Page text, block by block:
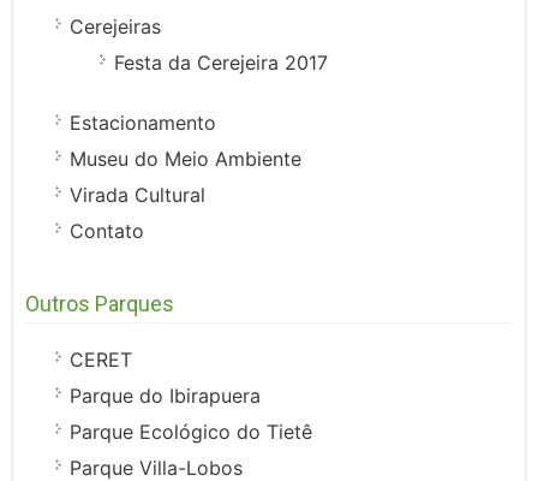
Cerejeiras
Festa da Cerejeira 2017
Estacionamento
Museu do Meio Ambiente
Virada Cultural
Contato
Outros Parques
CERET
Parque do Ibirapuera
Parque Ecológico do Tietê
Parque Villa-Lobos